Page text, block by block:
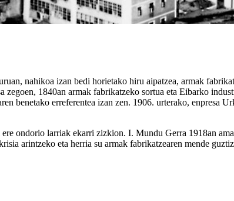
nahikoa izan bedi horietako hiru aipatzea, armak
1840an armak fabrikatzeko sortua eta Eibarko
benetako erreferentea izan zen. 1906. urterako, enpresa
ondorio larriak ekarri zizkion. I. Mundu Gerra 1918an
arintzeko eta herria su armak fabrikatzearen mende